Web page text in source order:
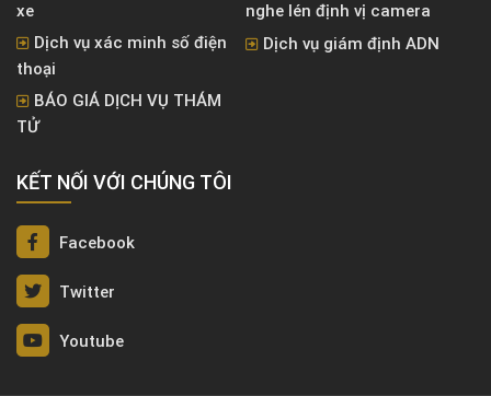
xe
nghe lén định vị camera
Dịch vụ xác minh số điện
thoại
Dịch vụ giám định ADN
BÁO GIÁ DỊCH VỤ THÁM
TỬ
KẾT NỐI VỚI CHÚNG TÔI
Facebook
Twitter
Youtube